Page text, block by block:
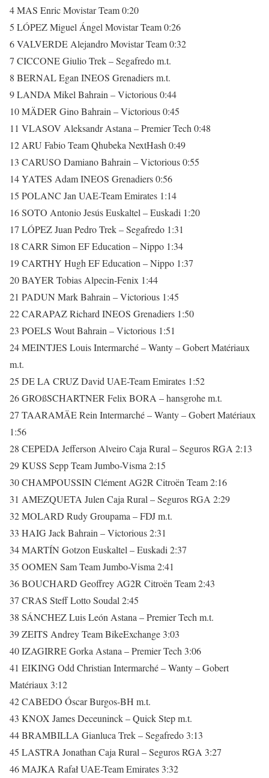
4 MAS Enric Movistar Team 0:20
5 LÓPEZ Miguel Ángel Movistar Team 0:26
6 VALVERDE Alejandro Movistar Team 0:32
7 CICCONE Giulio Trek – Segafredo m.t.
8 BERNAL Egan INEOS Grenadiers m.t.
9 LANDA Mikel Bahrain – Victorious 0:44
10 MÄDER Gino Bahrain – Victorious 0:45
11 VLASOV Aleksandr Astana – Premier Tech 0:48
12 ARU Fabio Team Qhubeka NextHash 0:49
13 CARUSO Damiano Bahrain – Victorious 0:55
14 YATES Adam INEOS Grenadiers 0:56
15 POLANC Jan UAE-Team Emirates 1:14
16 SOTO Antonio Jesús Euskaltel – Euskadi 1:20
17 LÓPEZ Juan Pedro Trek – Segafredo 1:31
18 CARR Simon EF Education – Nippo 1:34
19 CARTHY Hugh EF Education – Nippo 1:37
20 BAYER Tobias Alpecin-Fenix 1:44
21 PADUN Mark Bahrain – Victorious 1:45
22 CARAPAZ Richard INEOS Grenadiers 1:50
23 POELS Wout Bahrain – Victorious 1:51
24 MEINTJES Louis Intermarché – Wanty – Gobert Matériaux
m.t.
25 DE LA CRUZ David UAE-Team Emirates 1:52
26 GROßSCHARTNER Felix BORA – hansgrohe m.t.
27 TAARAMÄE Rein Intermarché – Wanty – Gobert Matériaux
1:56
28 CEPEDA Jefferson Alveiro Caja Rural – Seguros RGA 2:13
29 KUSS Sepp Team Jumbo-Visma 2:15
30 CHAMPOUSSIN Clément AG2R Citroën Team 2:16
31 AMEZQUETA Julen Caja Rural – Seguros RGA 2:29
32 MOLARD Rudy Groupama – FDJ m.t.
33 HAIG Jack Bahrain – Victorious 2:31
34 MARTÍN Gotzon Euskaltel – Euskadi 2:37
35 OOMEN Sam Team Jumbo-Visma 2:41
36 BOUCHARD Geoffrey AG2R Citroën Team 2:43
37 CRAS Steff Lotto Soudal 2:45
38 SÁNCHEZ Luis León Astana – Premier Tech m.t.
39 ZEITS Andrey Team BikeExchange 3:03
40 IZAGIRRE Gorka Astana – Premier Tech 3:06
41 EIKING Odd Christian Intermarché – Wanty – Gobert
Matériaux 3:12
42 CABEDO Óscar Burgos-BH m.t.
43 KNOX James Deceuninck – Quick Step m.t.
44 BRAMBILLA Gianluca Trek – Segafredo 3:13
45 LASTRA Jonathan Caja Rural – Seguros RGA 3:27
46 MAJKA Rafał UAE-Team Emirates 3:32